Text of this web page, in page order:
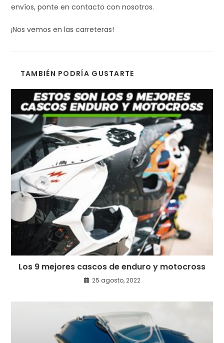
envíos, ponte en contacto con nosotros.
¡Nos vemos en las carreteras!
TAMBIÉN PODRÍA GUSTARTE
Los 9 mejores cascos de enduro y motocross
25 agosto, 2022